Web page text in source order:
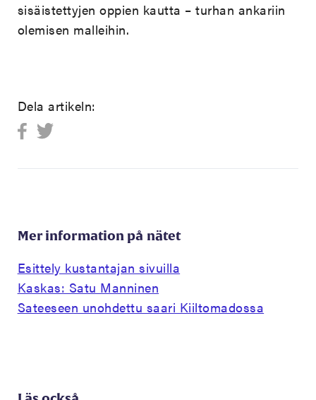
sisäistettyjen oppien kautta – turhan ankariin
olemisen malleihin.
Dela artikeln:
Mer information på nätet
Esittely kustantajan sivuilla
Kaskas: Satu Manninen
Sateeseen unohdettu saari Kiiltomadossa